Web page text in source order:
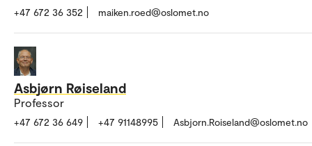
+47 672 36 352 maiken.roed@oslomet.no
Asbjørn Røiseland
Professor
+47 672 36 649 +47 91148995 Asbjorn.Roiseland@oslomet.no